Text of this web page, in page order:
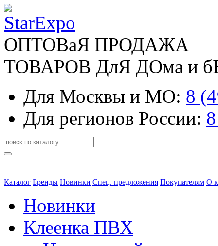
ОПТОВаЯ ПРОДАЖА
ТОВАРОВ ДлЯ ДОма и
Для Москвы и МО: 8
Для регионов России:
Каталог Бренды Новинки Спец. предложения Покупателям О
Новинки
Клеенка ПВХ